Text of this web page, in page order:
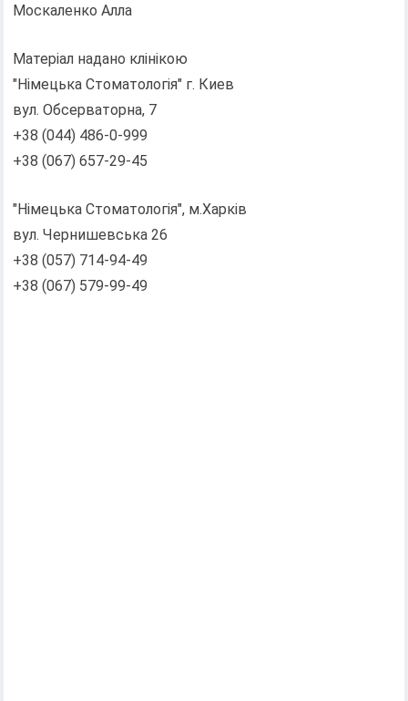
Москаленко Алла
Матеріал надано клінікою
"Німецька Стоматологія" г. Киев
вул. Обсерваторна, 7
+38 (044) 486-0-999
+38 (067) 657-29-45
"Німецька Стоматологія", м.Харків
вул. Чернишевська 26
+38 (057) 714-94-49
+38 (067) 579-99-49